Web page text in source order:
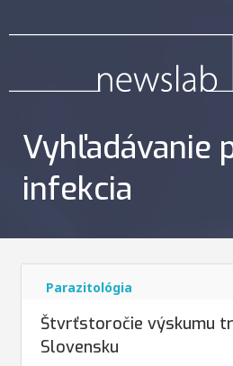
Vyhľadávanie
infekcia
Parazitológia
Štvrťstoročie výskumu
Slovensku